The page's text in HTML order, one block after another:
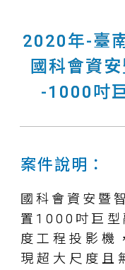
2020年-臺
國科會資
-1000吋
案件說明：
國科會資安暨
置1000吋巨型
度工程投影機
現超大尺度且